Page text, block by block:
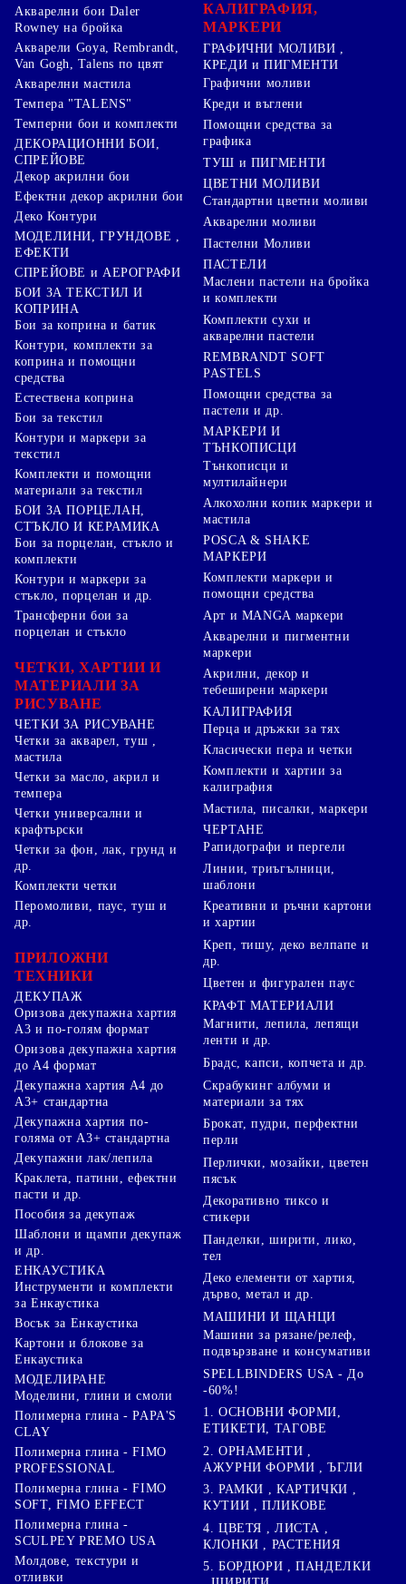
Акварелни бои Daler
Rowney на бройка
Акварели Goya, Rembrandt,
Van Gogh, Talens по цвят
Акварелни мастила
Темпера "TALENS"
Темперни бои и комплекти
ДЕКОРАЦИОННИ БОИ,
СПРЕЙОВЕ
Декор акрилни бои
Ефектни декор акрилни бои
Деко Контури
МОДЕЛИНИ, ГРУНДОВЕ ,
ЕФЕКТИ
СПРЕЙОВЕ и АЕРОГРАФИ
БОИ ЗА ТЕКСТИЛ И
КОПРИНА
Бои за коприна и батик
Контури, комплекти за
коприна и помощни
средства
Естествена коприна
Бои за текстил
Контури и маркери за
текстил
Комплекти и помощни
материали за текстил
БОИ ЗА ПОРЦЕЛАН,
СТЪКЛО И КЕРАМИКА
Бои за порцелан, стъкло и
комплекти
Контури и маркери за
стъкло, порцелан и др.
Трансферни бои за
порцелан и стъкло
ЧЕТКИ, ХАРТИИ И
МАТЕРИАЛИ ЗА
РИСУВАНЕ
ЧЕТКИ ЗА РИСУВАНЕ
Четки за акварел, туш ,
мастила
Четки за масло, акрил и
темпера
Четки универсални и
крафтърски
Четки за фон, лак, грунд и
др.
Комплекти четки
КАЛИГРАФИЯ,
МАРКЕРИ
ГРАФИЧНИ МОЛИВИ ,
КРЕДИ и ПИГМЕНТИ
Графични моливи
Креди и въглени
Помощни средства за
графика
ТУШ и ПИГМЕНТИ
ЦВЕТНИ МОЛИВИ
Стандартни цветни моливи
Акварелни моливи
Пастелни Моливи
ПАСТЕЛИ
Маслени пастели на бройка
и комплекти
Комплекти сухи и
акварелни пастели
REMBRANDT SOFT
PASTELS
Помощни средства за
пастели и др.
МАРКЕРИ И
ТЪНКОПИСЦИ
Тънкописци и
мултилайнери
Алкохолни копик маркери и
мастила
POSCA & SHAKE
МАРКЕРИ
Комплекти маркери и
помощни средства
Арт и MANGA маркери
Акварелни и пигментни
маркери
Акрилни, декор и
тебеширени маркери
КАЛИГРАФИЯ
Перца и дръжки за тях
Класически пера и четки
Комплекти и хартии за
калиграфия
Мастила, писалки, маркери
ЧЕРТАНЕ
Рапидографи и пергели
Линии, триъгълници,
шаблони
Перомоливи, паус, туш и
др.
ПРИЛОЖНИ
ТЕХНИКИ
ДЕКУПАЖ
Оризова декупажна хартия
А3 и по-голям формат
Оризова декупажна хартия
до А4 формат
Декупажна хартия А4 до
А3+ стандартна
Декупажна хартия по-
голяма от А3+ стандартна
Декупажни лак/лепила
Краклета, патини, ефектни
пасти и др.
Пособия за декупаж
Шаблони и щампи декупаж
и др.
ЕНКАУСТИКА
Инструменти и комплекти
за Енкаустика
Восък за Енкаустика
Картони и блокове за
Енкаустика
МОДЕЛИРАНЕ
Моделини, глини и смоли
Полимерна глина - PAPA'S
CLAY
Полимерна глина - FIMO
PROFESSIONAL
Полимерна глина - FIMO
SOFT, FIMO EFFECT
Полимерна глина -
SCULPEY PREMO USA
Молдове, текстури и
отливки
Креативни и ръчни картони
и хартии
Креп, тишу, деко велпапе и
др.
Цветен и фигурален паус
КРАФТ МАТЕРИАЛИ
Магнити, лепила, лепящи
ленти и др.
Брадс, капси, копчета и др.
Скрабукинг албуми и
материали за тях
Брокат, пудри, перфектни
перли
Перлички, мозайки, цветен
пясък
Декоративно тиксо и
стикери
Панделки, ширити, лико,
тел
Деко елементи от хартия,
дърво, метал и др.
МАШИНИ И ЩАНЦИ
Машини за рязане/релеф,
подвързване и консумативи
SPELLBINDERS USA - До
-60%!
1. ОСНОВНИ ФОРМИ,
ЕТИКЕТИ, ТАГОВЕ
2. ОРНАМЕНТИ ,
АЖУРНИ ФОРМИ , ЪГЛИ
3. РАМКИ , КАРТИЧКИ ,
КУТИИ , ПЛИКОВЕ
4. ЦВЕТЯ , ЛИСТА ,
КЛОНКИ , РАСТЕНИЯ
5. БОРДЮРИ , ПАНДЕЛКИ